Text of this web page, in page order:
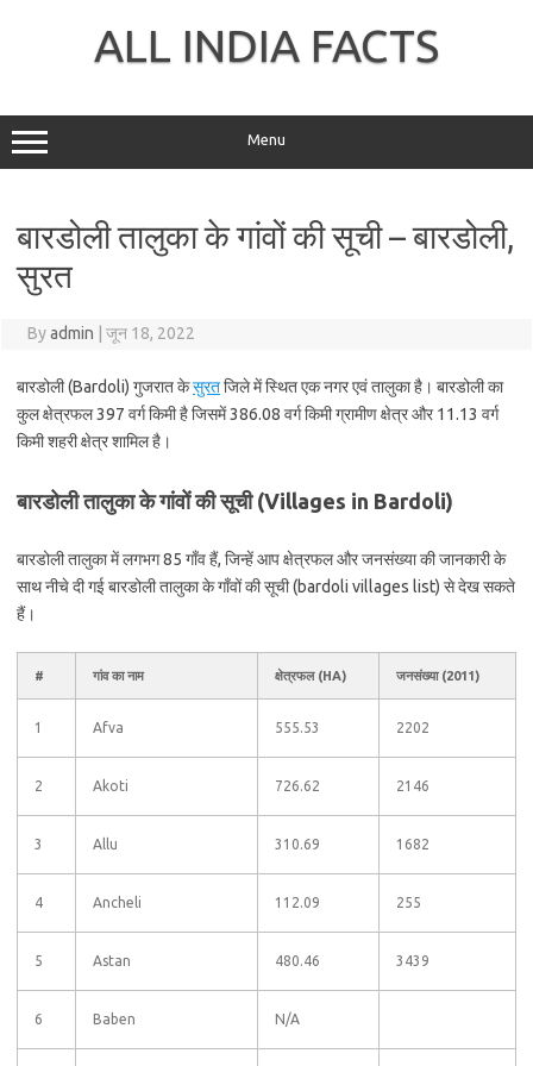
ALL INDIA FACTS
Menu
बारडोली तालुका के गांवों की सूची – बारडोली,
सुरत
Byadmin जून 18, 2022
बारडोली (Bardoli) गुजरात केसुरतजिले में स्थित एक नगर एवं तालुका है। बारडोली का
कुल क्षेत्रफल 397 वर्ग किमी है जिसमें 386.08 वर्ग किमी ग्रामीण क्षेत्र और 11.13 वर्ग
किमी शहरी क्षेत्र शामिल है।
बारडोली तालुका के गांवों की सूची (Villages in Bardoli)
बारडोली तालुका में लगभग 85 गाँव हैं, जिन्हें आप क्षेत्रफल और जनसंख्या की जानकारी के
साथ नीचे दी गई बारडोली तालुका के गाँवों की सूची (bardoli villages list) से देख सकते
हैं।
# गांव का नाम क्षेत्रफल (HA) जनसंख्या (2011)
1 Afva 555.53 2202
2 Akoti 726.62 2146
3 Allu 310.69 1682
4 Ancheli 112.09 255
5 Astan 480.46 3439
6 Baben N/A